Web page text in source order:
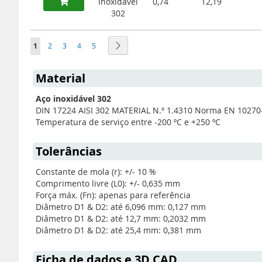
302
Página
Está de momento a ler a página
1 Página
2 Página
3 Página
4 Página
5
Material
Aço inoxidável 302
DIN 17224 AISI 302 MATERIAL N.º 1.4310 Norma EN
Temperatura de serviço entre -200 ºC e +250 ºC
Tolerâncias
Constante de mola (r): +/- 10 %
Comprimento livre (L0): +/- 0,635 mm
Força máx. (Fn): apenas para referência
Diâmetro D1 & D2: até 6,096 mm: 0,127 mm
Diâmetro D1 & D2: até 12,7 mm: 0,2032 mm
Diâmetro D1 & D2: até 25,4 mm: 0,381 mm